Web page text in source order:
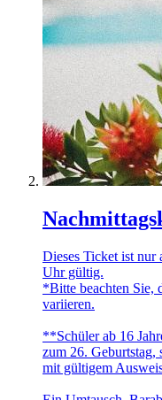
Dieses Ticket ist nur
Uhr gültig.
*Bitte beachten Sie,
variieren.
**Schüler ab 16
zum 26. Geburtstag,
mit gültigem